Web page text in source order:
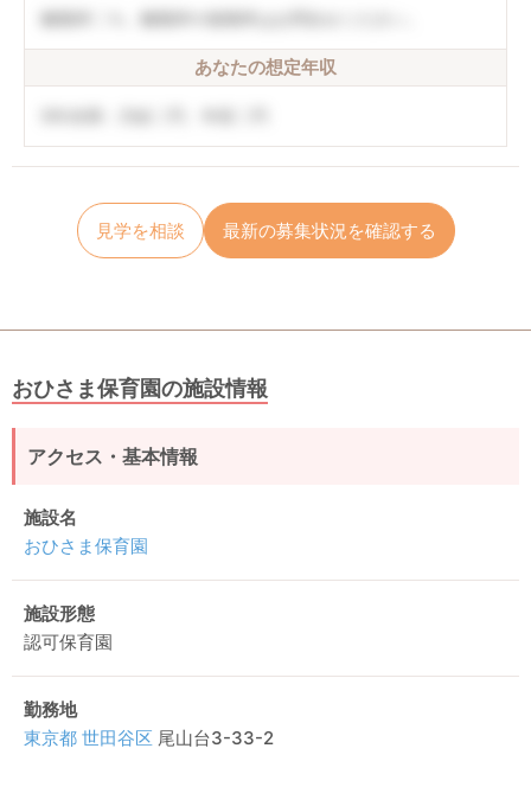
あなたの想定年収
見学を相談 最新の募集状況を確認する
おひさま保育園の施設情報
アクセス・基本情報
施設名
おひさま保育園
施設形態
認可保育園
勤務地
東京都 世田谷区 尾山台3-33-2